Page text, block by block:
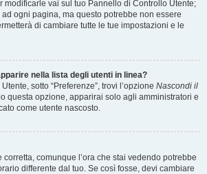
modificarle vai sul tuo Pannello di Controllo Utente;
ogni pagina, ma questo potrebbe non essere
di cambiare tutte le tue impostazioni e le
nella lista degli utenti in linea?
sotto “Preferenze”, trovi l’opzione Nascondi il
questa opzione, apparirai solo agli amministratori e
come utente nascosto.
corretta, comunque l’ora che stai vedendo potrebbe
differente dal tuo. Se così fosse, devi cambiare